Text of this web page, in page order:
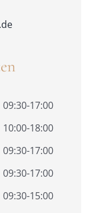
09:30-17:00
10:00-18:00
09:30-17:00
09:30-17:00
09:30-15:00